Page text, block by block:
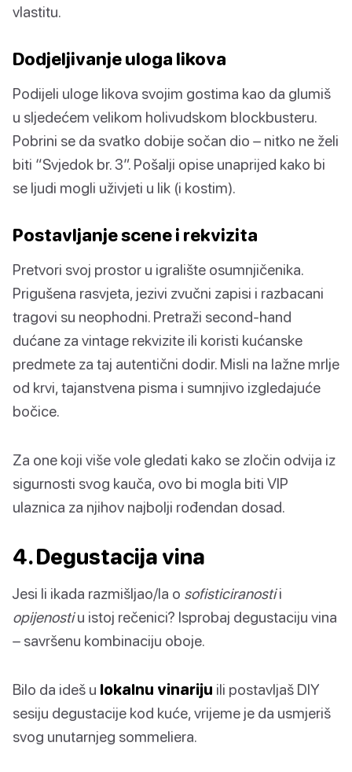
vlastitu.
Dodjeljivanje uloga likova
Podijeli uloge likova svojim gostima kao da glumiš
u sljedećem velikom holivudskom blockbusteru.
Pobrini se da svatko dobije sočan dio – nitko ne želi
biti “Svjedok br. 3”. Pošalji opise unaprijed kako bi
se ljudi mogli uživjeti u lik (i kostim).
Postavljanje scene i rekvizita
Pretvori svoj prostor u igralište osumnjičenika.
Prigušena rasvjeta, jezivi zvučni zapisi i razbacani
tragovi su neophodni. Pretraži second-hand
dućane za vintage rekvizite ili koristi kućanske
predmete za taj autentični dodir. Misli na lažne mrlje
od krvi, tajanstvena pisma i sumnjivo izgledajuće
bočice.
Za one koji više vole gledati kako se zločin odvija iz
sigurnosti svog kauča, ovo bi mogla biti VIP
ulaznica za njihov najbolji rođendan dosad.
4. Degustacija vina
Jesi li ikada razmišljao/la o sofisticiranostii
opijenostiu istoj rečenici? Isprobaj degustaciju vina
– savršenu kombinaciju oboje.
Bilo da ideš u lokalnu vinariju ili postavljaš DIY
sesiju degustacije kod kuće, vrijeme je da usmjeriš
svog unutarnjeg sommeliera.